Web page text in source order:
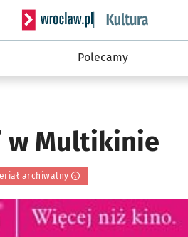
Serwis informacyjny wroclaw.pl
Polecamy
w Multikinie
archiwalny